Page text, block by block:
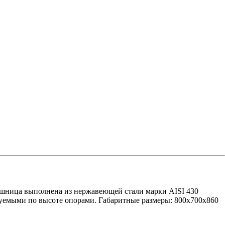
выполнена из нержавеющей стали марки AISI 430
по высоте опорами. Габаритные размеры: 800х700х860